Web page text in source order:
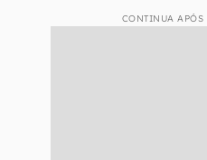
CONTINUA